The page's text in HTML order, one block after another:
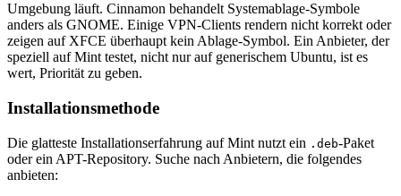
Umgebung läuft. Cinnamon behandelt Systemablage-Symbole
anders als GNOME. Einige VPN-Clients rendern nicht korrekt oder
zeigen auf XFCE überhaupt kein Ablage-Symbol. Ein Anbieter, der
speziell auf Mint testet, nicht nur auf generischem Ubuntu, ist es
wert, Priorität zu geben.
Installationsmethode
Die glatteste Installationserfahrung auf Mint nutzt ein .deb-Paket
oder ein APT-Repository. Suche nach Anbietern, die folgendes
anbieten: